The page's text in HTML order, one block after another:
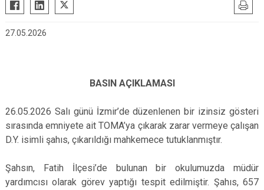
27.05.2026
BASIN AÇIKLAMASI
26.05.2026 Salı günü İzmir’de düzenlenen bir izinsiz gösteri
sırasında emniyete ait TOMA’ya çıkarak zarar vermeye çalışan
D.Y. isimli şahıs, çıkarıldığı mahkemece tutuklanmıştır.
Şahsın, Fatih İlçesi’de bulunan bir okulumuzda müdür
yardımcısı olarak görev yaptığı tespit edilmiştir. Şahıs, 657